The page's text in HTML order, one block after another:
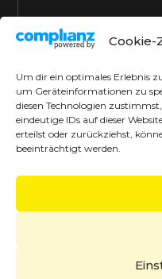
Cookie-
Um dir ein optimales Erlebnis
um Geräteinformationen zu
diesen Technologien
eindeutige IDs auf dieser
erteilst oder zurückziehst,
beeinträchtigt werden.
©2026 AHS